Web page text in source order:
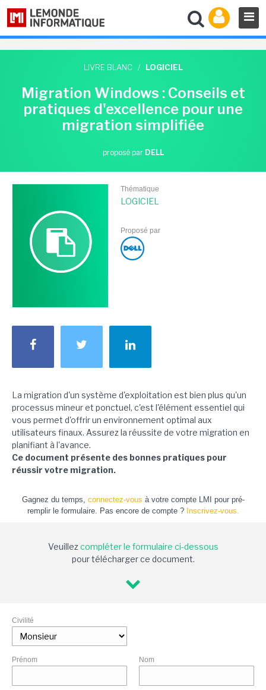
LIVRE BLANC / LOGICIEL
Migration Windows : Conseils et
pratiques d'excellence pour une
migration simplifiée
proposé par DELL
Thématique
LOGICIEL
Proposé par
La migration d'un système d'exploitation est bien plus qu'un
processus mineur et ponctuel, c'est l'élément essentiel qui
vous permet d'offrir un environnement optimal aux
utilisateurs finaux. Assurez la réussite de votre migration en
planifiant à l'avance.
Ce document présente des bonnes pratiques pour
réussir votre migration.
Gagnez du temps, connectez-vous à votre compte LMI pour pré-
remplir le formulaire. Pas encore de compte ? Inscrivez-vous.
Veuillezcompléter le formulaire ci-dessous
pour télécharger ce document.
Civilité
Prénom Nom